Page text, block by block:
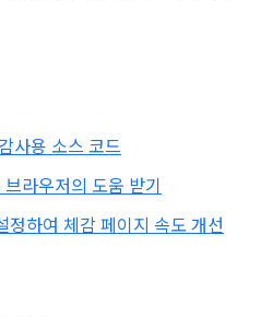
감사용 소스 코드
라우저의 도움 받기
정하여 체감 페이지 속도 개선